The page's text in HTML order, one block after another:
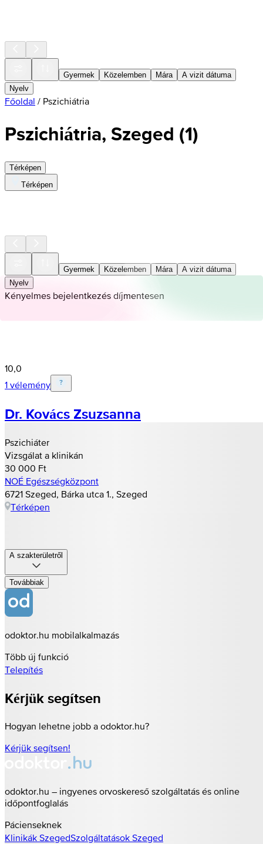
Gyermek Közelemben Mára
A vizit dátuma
Nyelv
Főoldal / Pszichiátria
Pszichiátria, Szeged (1)
Térképen
Térképen
Gyermek Közelemben Mára
A vizit dátuma
Nyelv
Kényelmes bejelentkezés díjmentesen
10,0
1 vélemény
Dr. Kovács Zsuzsanna
Pszichiáter
Vizsgálat a klinikán
30 000 Ft
NOÉ Egészségközpont
6721 Szeged, Bárka utca 1., Szeged
Térképen
A szakterületről
Továbbiak
odoktor.hu mobilalkalmazás
Több új funkció
Telepítés
Kérjük segítsen
Hogyan lehetne jobb a odoktor.hu?
Kérjük segítsen!
odoktor.hu – ingyenes orvoskereső szolgáltatás és online
időpontfoglalás
Pácienseknek
Klinikák SzegedSzolgáltatások Szeged